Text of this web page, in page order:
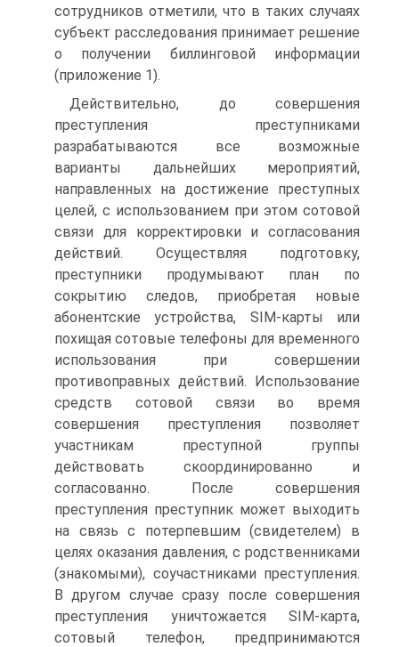
сотрудников отметили, что в таких случаях
субъект расследования принимает решение
о получении биллинговой информации
(приложение 1).
Действительно, до совершения
преступления преступниками
разрабатываются все возможные
варианты дальнейших мероприятий,
направленных на достижение преступных
целей, с использованием при этом сотовой
связи для корректировки и согласования
действий. Осуществляя подготовку,
преступники продумывают план по
сокрытию следов, приобретая новые
абонентские устройства, SIM-карты или
похищая сотовые телефоны для временного
использования при совершении
противоправных действий. Использование
средств сотовой связи во время
совершения преступления позволяет
участникам преступной группы
действовать скоординированно и
согласованно. После совершения
преступления преступник может выходить
на связь с потерпевшим (свидетелем) в
целях оказания давления, с родственниками
(знакомыми), соучастниками преступления.
В другом случае сразу после совершения
преступления уничтожается SIM-карта,
сотовый телефон, предпринимаются